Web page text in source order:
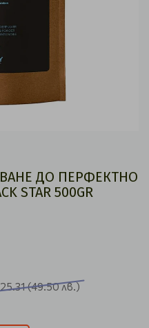
ДО ПЕРФЕКТНО
STAR 500GR
(49.50 лв.)